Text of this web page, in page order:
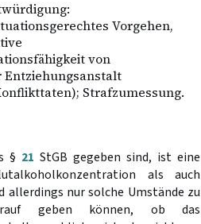
Vorgehen,
von
Strafzumessung.
§ 21 StGB gegeben sind, ist eine
als auch
allerdings nur solche Umstände zu
geben können, ob das